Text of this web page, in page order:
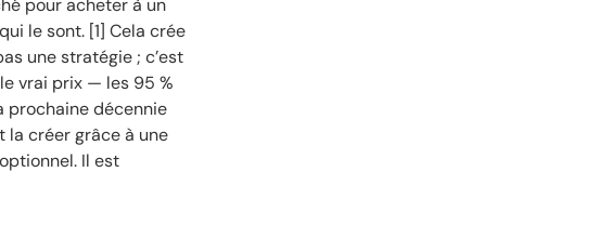
pour acheter à un
le sont. [1] Cela crée
une stratégie ; c’est
vrai prix — les 95 %
prochaine décennie
la créer grâce à une
Il est